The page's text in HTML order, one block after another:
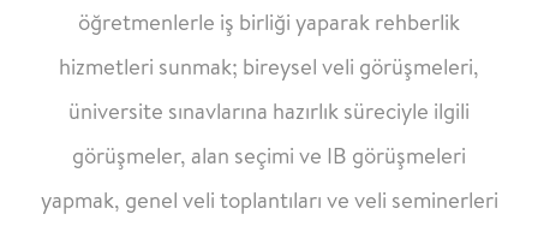
öğretmenlerle iş birliği yaparak rehberlik
hizmetleri sunmak; bireysel veli görüşmeleri,
üniversite sınavlarına hazırlık süreciyle ilgili
görüşmeler, alan seçimi ve IB görüşmeleri
yapmak, genel veli toplantıları ve veli seminerleri